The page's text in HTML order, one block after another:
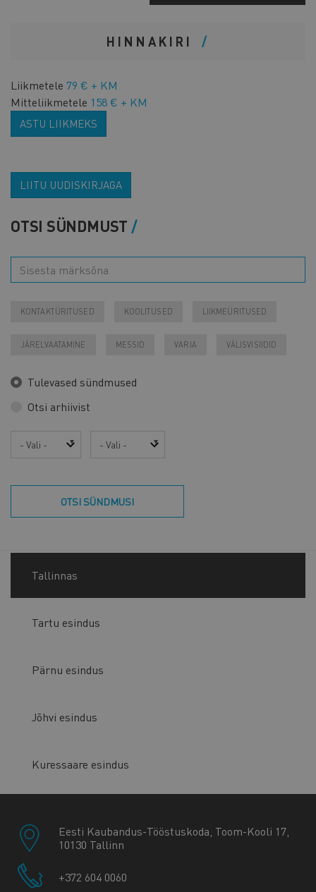
HINNAKIRI
Liikmetele 79 € + KM
Mitteliikmetele 158 € + KM
ASTU LIIKMEKS
LIITU UUDISKIRJAGA
OTSI SÜNDMUST
KONTAKTÜRITUSED KOOLITUSED LIIKMEÜRITUSED
JÄRELVAATAMINE MESSID VARIA VÄLISVISIIDID
Tulevased sündmused
Otsi arhiivist
Aasta Kuu
OTSI SÜNDMUSI
Tallinnas
Tartu esindus
Pärnu esindus
Jõhvi esindus
Kuressaare esindus
Eesti Kaubandus-Tööstuskoda, Toom-Kooli 17,
10130 Tallinn
+372 604 0060